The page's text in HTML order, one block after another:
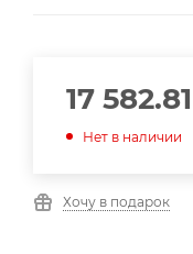
17 582.81
Нет в наличии
Хочу в подарок